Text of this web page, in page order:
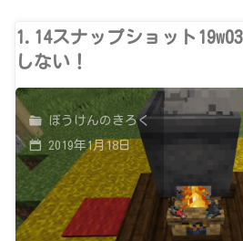
ナ
プ
シ
ョ
ッ
1.14スナップショット
しない！
ぼうけんのきろく
2019年1月18日